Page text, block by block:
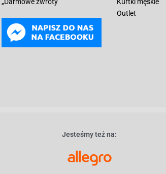
Outlet
Jesteśmy też na: